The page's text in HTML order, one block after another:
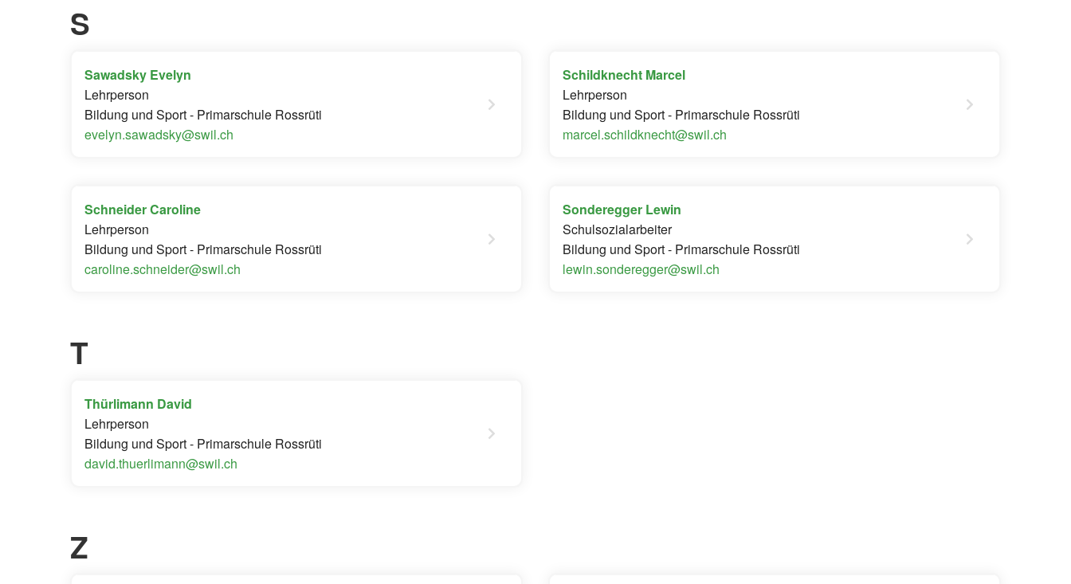
S
Sawadsky Evelyn
Lehrperson
Bildung und Sport - Primarschule Rossrüti
evelyn.sawadsky@swil.ch
Schildknecht Marcel
Lehrperson
Bildung und Sport - Primarschule Rossrüti
marcel.schildknecht@swil.ch
Schneider Caroline
Lehrperson
Bildung und Sport - Primarschule Rossrüti
caroline.schneider@swil.ch
Sonderegger Lewin
Schulsozialarbeiter
Bildung und Sport - Primarschule Rossrüti
lewin.sonderegger@swil.ch
T
Thürlimann David
Lehrperson
Bildung und Sport - Primarschule Rossrüti
david.thuerlimann@swil.ch
Z